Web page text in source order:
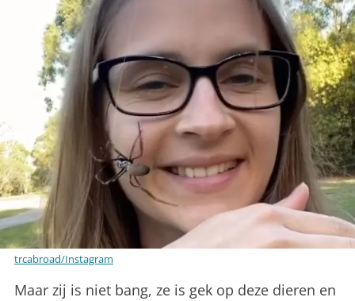
trcabroad/Instagram
Maar zij is niet bang, ze is gek op deze dieren en